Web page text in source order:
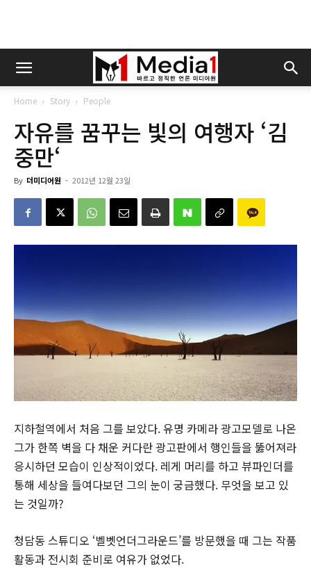
Home Story People
자유를 꿈꾸는 빛의 여행자 ‘김
중만‘
By 더미디어원 - 2012년 12월 23일
지하철역에서 처음 그를 보았다. 유명 카메라 광고모델로 나온
그가 한쪽 벽을 다 채운 커다란 광고판에서 행인들을 뚫어져라
응시하던 모습이 인상적이었다. 레게 머리를 하고 뷰파인더를
통해 세상을 들여다보던 그의 눈이 궁금했다. 무엇을 보고 있
는 것일까?
청담동 스튜디오 ‘벨벳언더그라운드’를 방문했을 때 그는 작품
활동과 전시회 준비로 여유가 없었다.